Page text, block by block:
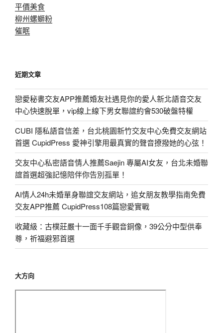
平價美食
柳州螺螄粉
催眠
近期文章
戀愛秘書交友APP推薦婚友社遇見你的愛人新北語音交友
中心快速脫單，vip線上線下男女聯誼約會530破盤特權
CUBI 隱私語音信差，台北桃園新竹交友中心免費交友網站
首選 CupidPress 愛神引擎用最真實的聲音撩撥她的心弦！
交友中心私密語音情人推薦Saejin 專屬AI女友，台北未婚聯
誼首選超強記憶陪伴你告別孤單！
AI情人24h未婚單身聯誼交友網站，追女朋友教學指南免費
交友APP推薦 CupidPress108篇戀愛實戰
收藏級：古樸莊嚴十一面千手觀音銅像，39公分中型供奉
尊，祈福避邪首選
大方向